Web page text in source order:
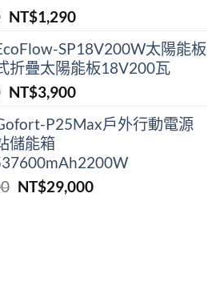
NT$2,180。NT$1,290。
原
價
格：
NT$2,180。
NT$1,290目
價
格：
NT$1,290。
SP18V200W太陽能板
折疊太陽能板18V200瓦
原
價
格：
NT$8,900。
NT$3,900目
價
NT$3,900。
P25Max戶外行動電源
儲能箱
原
NT$29,000目